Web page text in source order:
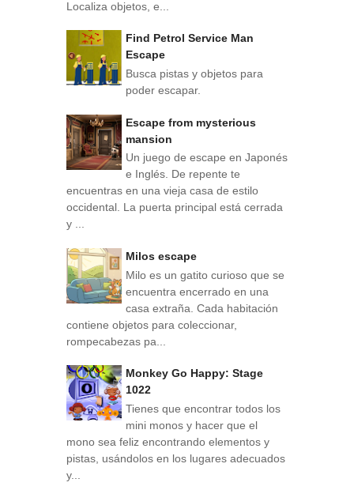
Localiza objetos, e...
Find Petrol Service Man
Escape
Busca pistas y objetos para
poder escapar.
Escape from mysterious
mansion
Un juego de escape en Japonés
e Inglés. De repente te
encuentras en una vieja casa de estilo
occidental. La puerta principal está cerrada
y ...
Milos escape
Milo es un gatito curioso que se
encuentra encerrado en una
casa extraña. Cada habitación
contiene objetos para coleccionar,
rompecabezas pa...
Monkey Go Happy: Stage
1022
Tienes que encontrar todos los
mini monos y hacer que el
mono sea feliz encontrando elementos y
pistas, usándolos en los lugares adecuados
y...